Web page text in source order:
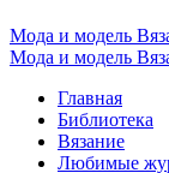
Мода и модель
Мода и модель
Главная
Библиотека
Вязание
Любимые